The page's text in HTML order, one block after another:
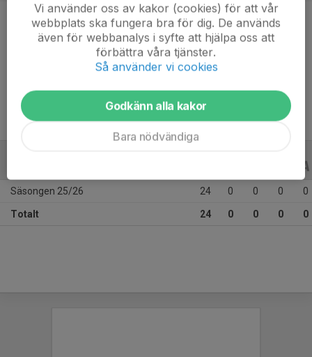
Position
Målvakt
15 år
Skutskärs IBK
Säsongen 25/26 24 0 0 0 0
Totalt 24 0 0 0 0
Vi använder oss av kakor (cookies) för att vår
webbplats ska fungera bra för dig. De används
även för webbanalys i syfte att hjälpa oss att
förbättra våra tjänster.
Så använder vi cookies
Godkänn alla kakor
Bara nödvändiga